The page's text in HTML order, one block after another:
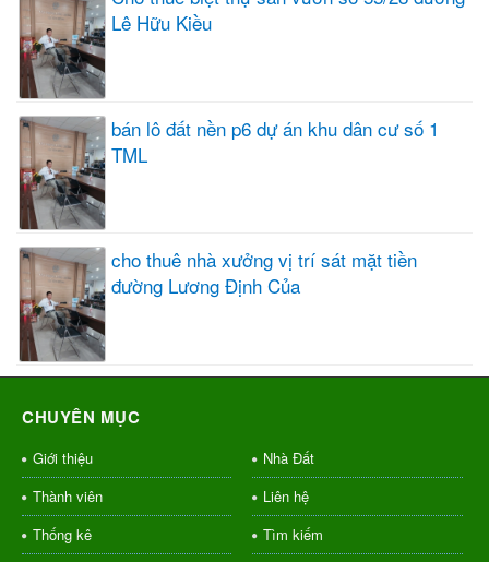
Lê Hữu Kiều
bán lô đất nền p6 dự án khu dân cư số 1
TML
cho thuê nhà xưởng vị trí sát mặt tiền
đường Lương Định Của
CHUYÊN MỤC
Giới thiệu
Nhà Đất
Thành viên
Liên hệ
Thống kê
Tìm kiếm